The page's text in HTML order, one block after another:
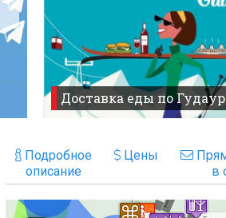
Доставка еды по
Подробное
описание
Цены
в